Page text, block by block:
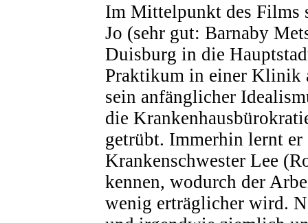
Im Mittelpunkt des Films
Jo (sehr gut: Barnaby
Duisburg in die
Praktikum in einer Klinik
sein anfänglicher
die
getrübt. Immerhin lernt
Krankenschwester Lee
kennen, wodurch der
wenig erträglicher wird.